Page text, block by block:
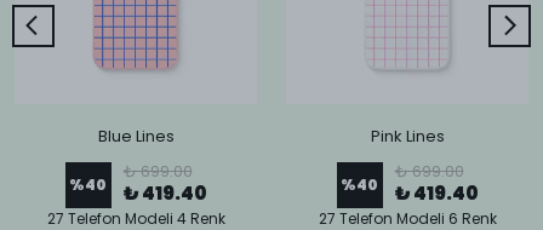
Blue Lines
%40
₺ 699.00
₺ 419.40
27 Telefon Modeli 4 Renk
Pink Lines
%40
₺ 699.00
₺ 419.40
27 Telefon Modeli 6 Renk